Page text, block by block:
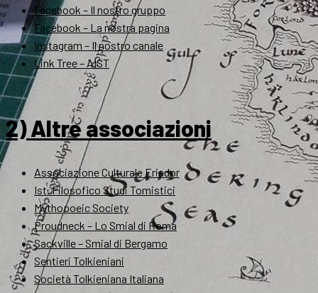
Facebook – Il nostro gruppo
Facebook – La nostra pagina
Instagram – Il nostro canale
Link Tree – AIST
2) Altre associazioni
Associazione Culturale Eriador
Ist. Filosofico Studi Tomistici
Mythopoeic Society
Proudneck – Lo Smial di Roma
Sackville – Smial di Bergamo
Sentieri Tolkieniani
Società Tolkieniana Italiana